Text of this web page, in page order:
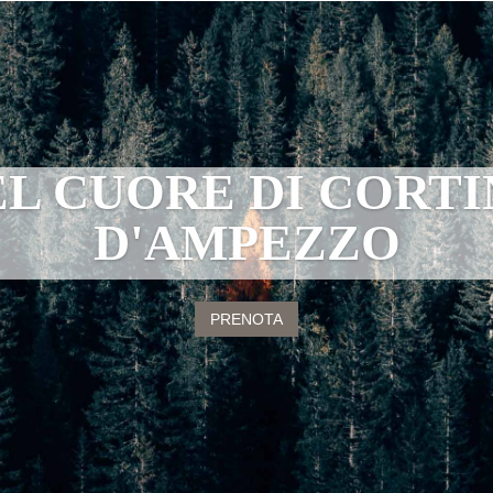
CUORE DI
D'AMPEZZO
PRENOTA